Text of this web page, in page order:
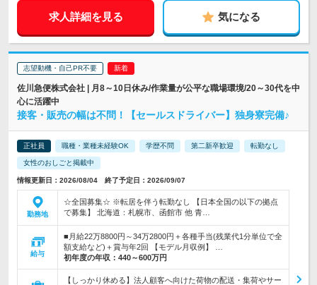
求人詳細を見る 気になる
志望動機・自己PR不要
佐川急便株式会社 | 月8～10日休み/作業量が公平な職場環境/20～30代を中
心に活躍中
接客・販売の幅は不問！【セールスドライバー】独身寮完備♪
正社員 職種・業種未経験OK 学歴不問 第二新卒歓迎 転勤なし
女性のおしごと掲載中
情報更新日：2026/08/04 終了予定日：2026/09/07
勤務地
☆全国募集☆ ※転居を伴う転勤なし 【日本全国の以下の拠点
で募集】 北海道：札幌市、函館市 他 青…
給与
■月給22万8800円～34万2800円＋各種手当(残業代1分単位で全
額支給など)＋賞与年2回 【モデル月収例】 …
初年度の年収： 440～600万円
【しっかり休める】法人顧客へ向けた荷物の配送・集荷やサー